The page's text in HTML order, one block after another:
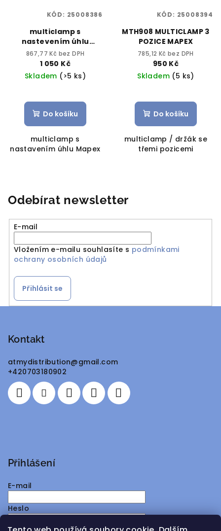
multiclamp s
nastevením úhlu
MC903
867,77 Kč bez DPH
1 050 Kč
Skladem (>5 ks)
Do košíku
multiclamp s
nastavením úhlu Mapex
KÓD: 25008386
MTH908 MULTICLAMP 3
POZICE MAPEX
785,12 Kč bez DPH
950 Kč
Skladem (5 ks)
Do košíku
multiclamp / držák se
třemi pozicemi
KÓD: 25008394
Odebírat newsletter
E-mail
Vložením e-mailu souhlasíte s podmínkami
ochrany osobních údajů
Přihlásit se
Kontakt
atmydistribution@gmail.com
+420703180902
Přihlášení
E-mail
Heslo